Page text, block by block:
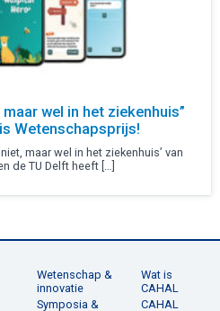
wel in het ziekenhuis”
Wetenschapsprijs!
maar wel in het ziekenhuis’ van
de TU Delft heeft […]
Wetenschap &
innovatie
Symposia &
Wat is
CAHAL
CAHAL